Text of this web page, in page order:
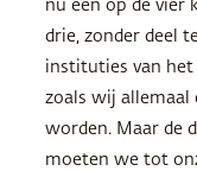
nu een op de vier
drie, zonder deel
instituties van het
zoals wij allemaal
worden. Maar de
moeten we tot